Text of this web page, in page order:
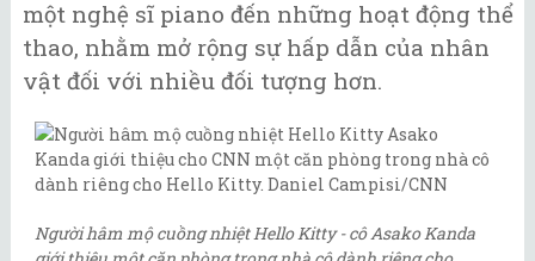
một nghệ sĩ piano đến những hoạt động thể
thao, nhằm mở rộng sự hấp dẫn của nhân
vật đối với nhiều đối tượng hơn.
Người hâm mộ cuồng nhiệt Hello Kitty - cô Asako Kanda